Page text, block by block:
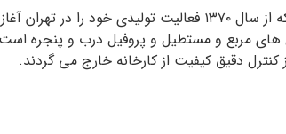
مربع و مستطیل و پروفیل درب و پنجره است.
دقیق کیفیت از کارخانه خارج می گردند.